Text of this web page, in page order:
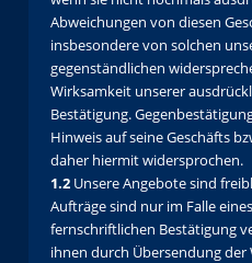
Abweichungen von diesen
insbesondere von solchen
gegenständlichen
Wirksamkeit unserer
Bestätigung.
Hinweis auf seine Geschäfts
daher hiermit widersprochen.
1.2 Unsere Angebote sind
Aufträge sind nur im Falle
fernschriftlichen Bestätigung
ihnen durch Übersendung